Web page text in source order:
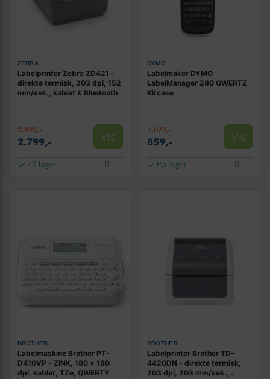
ZEBRA
Labelprinter Zebra ZD421 -
direkte termisk, 203 dpi, 152
mm/sek., kablet & Bluetooth
2.899,-
2.799,- Vis
På lager
DYMO
Labelmaker DYMO
LabelManager 280 QWERTZ
Kitcase
1.079,-
859,- Vis
På lager
BROTHER
Labelmaskine Brother PT-
D410VP - ZINK, 180 × 180
dpi, kablet, TZe, QWERTY
BROTHER
Labelprinter Brother TD-
4420DN - direkte termisk,
203 dpi, 203 mm/sek.,